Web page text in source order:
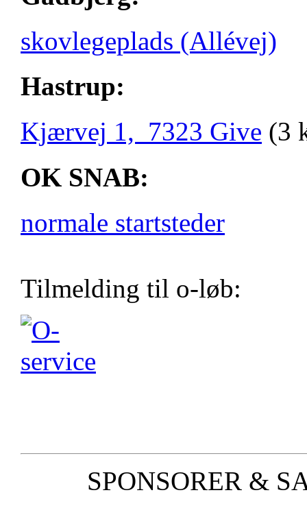
skovlegeplads (Allévej)
Hastrup:
Kjærvej 1, 7323 Give (3
OK SNAB:
normale startsteder
Tilmelding til o-løb:
SPONSORER &